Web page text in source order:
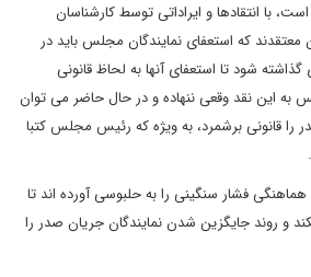
است، با انتقادها و ایراداتی توسط کارشناسان
که استعفای نمایندگان مجلس باید در
شود تا استعفای آنها به لحاظ قانونی
به این نقد وقعی ننهاده و در حال حاضر می توان
را قانونی برشمرد، به ویژه که رئیس مجلس کتبا
فشار سنگینی را به حلبوسی آورده اند تا
و روند جایگزین شدن نمایندگان جریان صدر را